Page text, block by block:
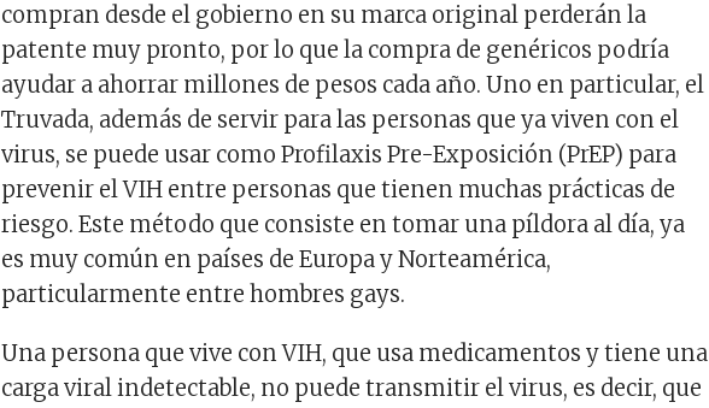
compran desde el gobierno en su marca original perderán la
patente muy pronto, por lo que la compra de genéricos podría
ayudar a ahorrar millones de pesos cada año. Uno en particular, el
Truvada, además de servir para las personas que ya viven con el
virus, se puede usar como Profilaxis Pre-Exposición (PrEP) para
prevenir el VIH entre personas que tienen muchas prácticas de
riesgo. Este método que consiste en tomar una píldora al día, ya
es muy común en países de Europa y Norteamérica,
particularmente entre hombres gays.
Una persona que vive con VIH, que usa medicamentos y tiene una
carga viral indetectable, no puede transmitir el virus, es decir, que